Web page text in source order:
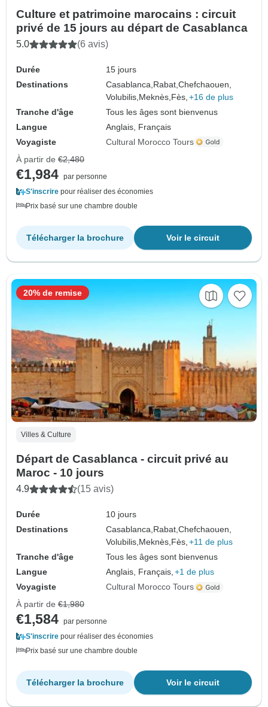
Culture et patrimoine marocains : circuit
privé de 15 jours au départ de Casablanca
5.0 (6 avis)
Durée
15 jours
Destinations
Casablanca, Rabat,Chefchaouen,
Volubilis, Meknès, Fès, +16 de plus
Tranche d'âge
Tous les âges sont bienvenus
Langue
Anglais, Français
Voyagiste
Cultural Morocco Tours
À partir de €2,480
€1,984 par personne
S'inscrire pour réaliser des économies
Prix basé sur une chambre double
Voir le circuit
Télécharger la brochure
Villes & Culture
Départ de Casablanca - circuit privé au
Maroc - 10 jours
4.9 (15 avis)
Durée
10 jours
Destinations
Casablanca, Rabat,Chefchaouen,
Volubilis, Meknès, Fès, +11 de plus
Tranche d'âge
Tous les âges sont bienvenus
Langue
Anglais, Français, +1 de plus
Voyagiste
Cultural Morocco Tours
20% de remise
À partir de €1,980
€1,584 par personne
S'inscrire pour réaliser des économies
Prix basé sur une chambre double
Voir le circuit
Télécharger la brochure